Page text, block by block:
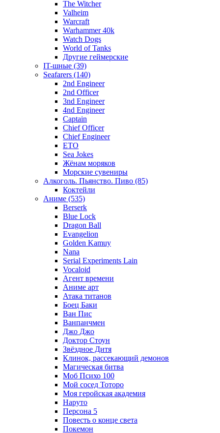
The Witcher
Valheim
Warcraft
Warhammer 40k
Watch Dogs
World of Tanks
Другие геймерские
IT-шные (39)
Seafarers (140)
2nd Engineer
2nd Officer
3nd Engineer
4nd Engineer
Captain
Chief Officer
Chief Еngineer
ETO
Sea Jokes
Жёнам моряков
Морские сувениры
Алкоголь. Пьянство. Пиво (85)
Коктейли
Аниме (535)
Berserk
Blue Lock
Dragon Ball
Evangelion
Golden Kamuy
Nana
Serial Experiments Lain
Vocaloid
Агент времени
Аниме арт
Атака титанов
Боец Баки
Ван Пис
Ванпанчмен
Джо Джо
Доктор Стоун
Звёздное Дитя
Клинок, рассекающий демонов
Магическая битва
Моб Психо 100
Мой сосед Тоторо
Моя геройская академия
Наруто
Персона 5
Повесть о конце света
Покемон